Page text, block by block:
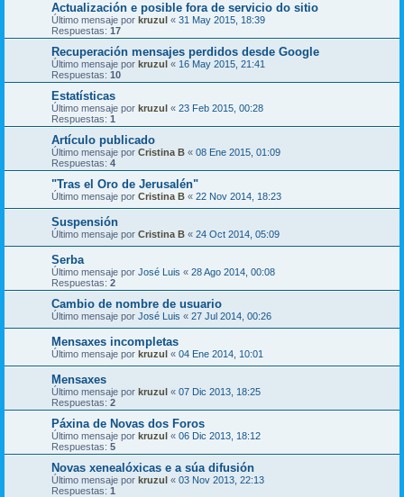
Actualización e posible fora de servicio do sitio
Último mensaje por kruzul « 31 May 2015, 18:39
Respuestas: 17
Recuperación mensajes perdidos desde Google
Último mensaje por kruzul « 16 May 2015, 21:41
Respuestas: 10
Estatísticas
Último mensaje por kruzul « 23 Feb 2015, 00:28
Respuestas: 1
Artículo publicado
Último mensaje por Cristina B « 08 Ene 2015, 01:09
Respuestas: 4
"Tras el Oro de Jerusalén"
Último mensaje por Cristina B « 22 Nov 2014, 18:23
Suspensión
Último mensaje por Cristina B « 24 Oct 2014, 05:09
Serba
Último mensaje por José Luis « 28 Ago 2014, 00:08
Respuestas: 2
Cambio de nombre de usuario
Último mensaje por José Luis « 27 Jul 2014, 00:26
Mensaxes incompletas
Último mensaje por kruzul « 04 Ene 2014, 10:01
Mensaxes
Último mensaje por kruzul « 07 Dic 2013, 18:25
Respuestas: 2
Páxina de Novas dos Foros
Último mensaje por kruzul « 06 Dic 2013, 18:12
Respuestas: 5
Novas xenealóxicas e a súa difusión
Último mensaje por kruzul « 03 Nov 2013, 22:13
Respuestas: 1